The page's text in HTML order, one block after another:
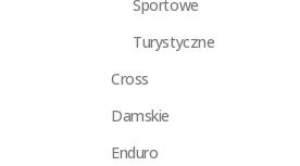
Sportowe
Turystyczne
Cross
Damskie
Enduro